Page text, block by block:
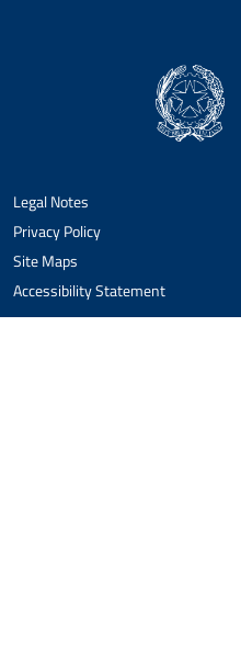
Legal Notes
Privacy Policy
Site Maps
Accessibility Statement